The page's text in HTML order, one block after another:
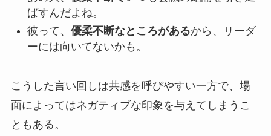
ばすんだよね。
彼って、 優柔不断なところがあるから、リーダ
ーには向いてないかも。
こうした言い回しは共感を呼びやすい一方で、場
面によってはネガティブな印象を与えてしまうこ
ともある。